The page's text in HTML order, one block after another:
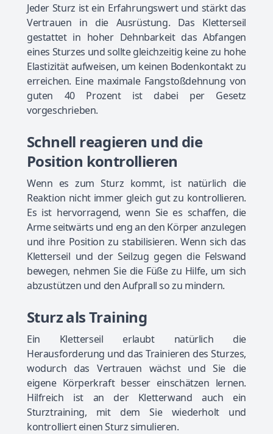
Jeder Sturz ist ein Erfahrungswert und stärkt das
Vertrauen in die Ausrüstung. Das Kletterseil
gestattet in hoher Dehnbarkeit das Abfangen
eines Sturzes und sollte gleichzeitig keine zu hohe
Elastizität aufweisen, um keinen Bodenkontakt zu
erreichen. Eine maximale Fangstoßdehnung von
guten 40 Prozent ist dabei per Gesetz
vorgeschrieben.
Schnell reagieren und die
Position kontrollieren
Wenn es zum Sturz kommt, ist natürlich die
Reaktion nicht immer gleich gut zu kontrollieren.
Es ist hervorragend, wenn Sie es schaffen, die
Arme seitwärts und eng an den Körper anzulegen
und ihre Position zu stabilisieren. Wenn sich das
Kletterseil und der Seilzug gegen die Felswand
bewegen, nehmen Sie die Füße zu Hilfe, um sich
abzustützen und den Aufprall so zu mindern.
Sturz als Training
Ein Kletterseil erlaubt natürlich die
Herausforderung und das Trainieren des Sturzes,
wodurch das Vertrauen wächst und Sie die
eigene Körperkraft besser einschätzen lernen.
Hilfreich ist an der Kletterwand auch ein
Sturztraining, mit dem Sie wiederholt und
kontrolliert einen Sturz simulieren.